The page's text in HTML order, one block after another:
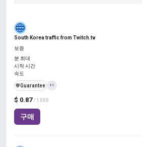
South Korea traffic from Twitch.tv
$ 0.87 / 1000
구매
보증
분 최대
시작 시간
속도
️🛡️Guarantee +1